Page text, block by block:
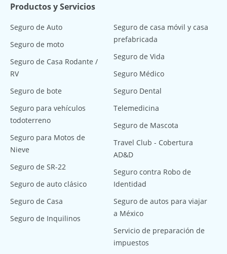
Productos y Servicios
Seguro de Auto
Seguro de moto
Seguro de Casa Rodante /
RV
Seguro de bote
Seguro para vehículos
todoterreno
Seguro para Motos de
Nieve
Seguro de SR-22
Seguro de auto clásico
Seguro de Casa
Seguro de Inquilinos
Seguro de casa móvil y casa
prefabricada
Seguro de Vida
Seguro Médico
Seguro Dental
Telemedicina
Seguro de Mascota
Travel Club - Cobertura
AD&D
Seguro contra Robo de
Identidad
Seguro de autos para viajar
a México
Servicio de preparación de
impuestos